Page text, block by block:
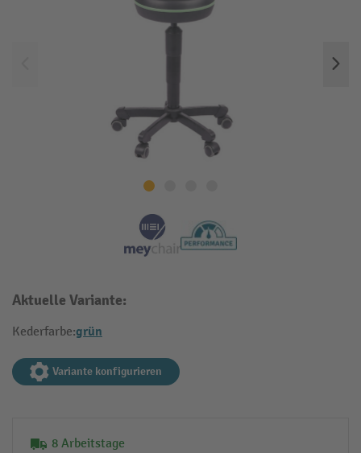
Aktuelle Variante:
Kederfarbe:grün
Variante konfigurieren
8 Arbeitstage